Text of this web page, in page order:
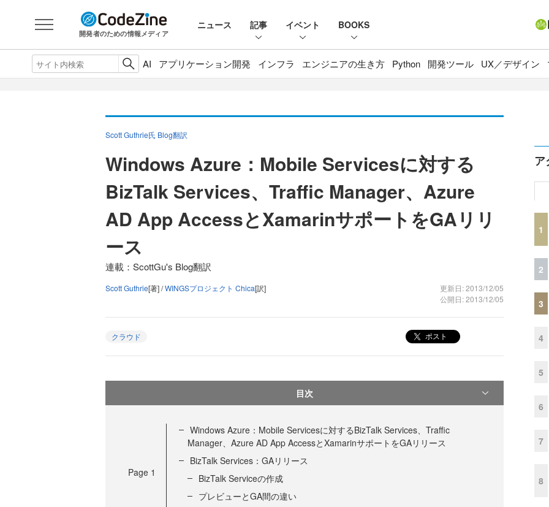
開発者のための情報メディア
ニュース 記事 イベント BOOKS
AI アプリケーション開発 インフラ エンジニアの生き方 Python 開発ツール UX／デザイン
Scott Guthrie氏 Blog翻訳
Windows Azure：Mobile Servicesに対する
BizTalk Services、Traffic Manager、Azure
AD App AccessとXamarinサポートをGAリリ
ース
連載：ScottGu's Blog翻訳
Scott Guthrie[著] /WINGSプロジェクト Chica[訳]
更新日: 2013/12/05
公開日: 2013/12/05
クラウド ポスト
目次
Page 1
Windows Azure：Mobile Servicesに対するBizTalk Services、Traffic
Manager、Azure AD App AccessとXamarinサポートをGAリリース
BizTalk Services：GAリリース
BizTalk Serviceの作成
プレビューとGA間の違い
ア
1
2
3
4
5
6
7
8